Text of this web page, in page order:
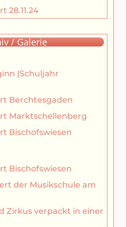
28.11.24
/ Galerie
(Schuljahr
Berchtesgaden
Marktschellenberg
Bischofswiesen
Bischofswiesen
der Musikschule am
Zirkus verpackt in einer